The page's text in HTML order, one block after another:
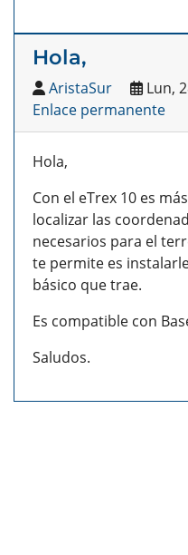
Hola,
AristaSur
Lun,
Enlace permanente
Hola,
Con el eTrex 10 es
localizar las
necesarios para el
te permite es
básico que trae.
Es compatible con
Saludos.